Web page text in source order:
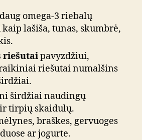
daug omega-3 riebalų
lašiša, tunas, skumbrė,
riešutaipavyzdžiui,
riešutai numalšins
širdžiai naudingų
tirpių skaidulų.
braškes, gervuoges
ar jogurte.